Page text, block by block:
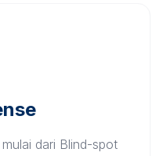
dari Blind-spot